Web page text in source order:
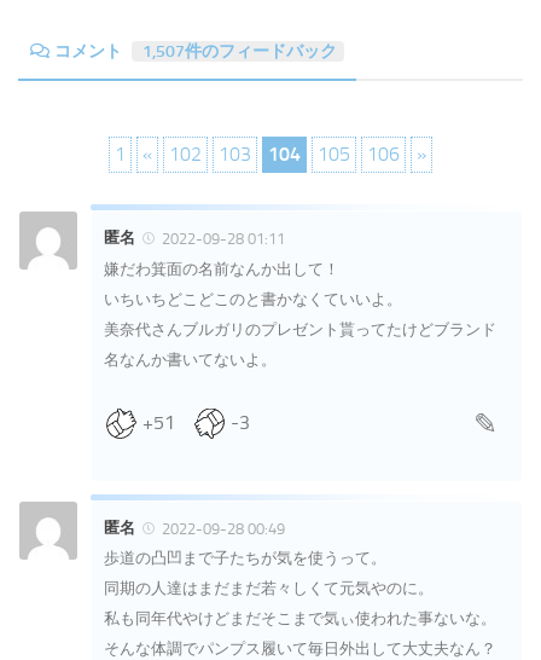
コメント 1,507件のフィードバック
1 « 102 103 104 105 106 »
匿名
2022-09-28 01:11
嫌だわ箕面の名前なんか出して！
いちいちどこどこのと書かなくていいよ。
美奈代さんブルガリのプレゼント貰ってたけどブランド
名なんか書いてないよ。
+51 -3
匿名
2022-09-28 00:49
歩道の凸凹まで子たちが気を使うって。
同期の人達はまだまだ若々しくて元気やのに。
私も同年代やけどまだそこまで気ぃ使われた事ないな。
そんな体調でパンプス履いて毎日外出して大丈夫なん？